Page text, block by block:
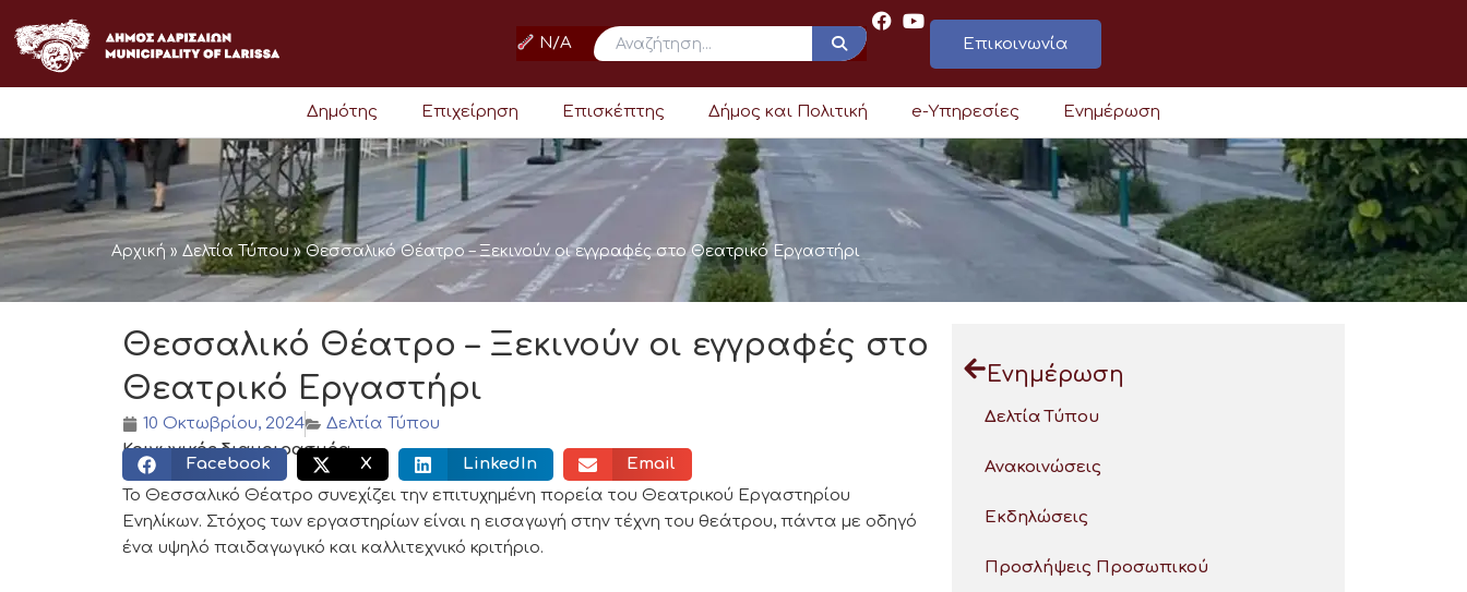
στο
περιεχόμενο
N/A Επικοινωνία
Δημότης Επιχείρηση Επισκέπτης Δήμος και Πολιτική e-Υπηρεσίες Ενημέρωση
Αρχική » Δελτία Τύπου»Θεσσαλικό Θέατρο – Ξεκινούν οι εγγραφές στο Θεατρικό Εργαστήρι
Θεσσαλικό Θέατρο – Ξεκινούν οι εγγραφές στο
Θεατρικό Εργαστήρι
10 Οκτωβρίου, 2024
Δελτία Τύπου
Κοινωνικός διαμοιρασμός:
Facebook X LinkedIn
Email
Το Θεσσαλικό Θέατρο συνεχίζει την επιτυχημένη πορεία του Θεατρικού Εργαστηρίου
Ενηλίκων. Στόχος των εργαστηρίων είναι η εισαγωγή στην τέχνη του θεάτρου, πάντα με οδηγό
ένα υψηλό παιδαγωγικό και καλλιτεχνικό κριτήριο.
Ενημέρωση
Δελτία Τύπου
Ανακοινώσεις
Εκδηλώσεις
Προσλήψεις Προσωπικού